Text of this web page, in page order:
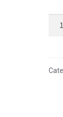
1